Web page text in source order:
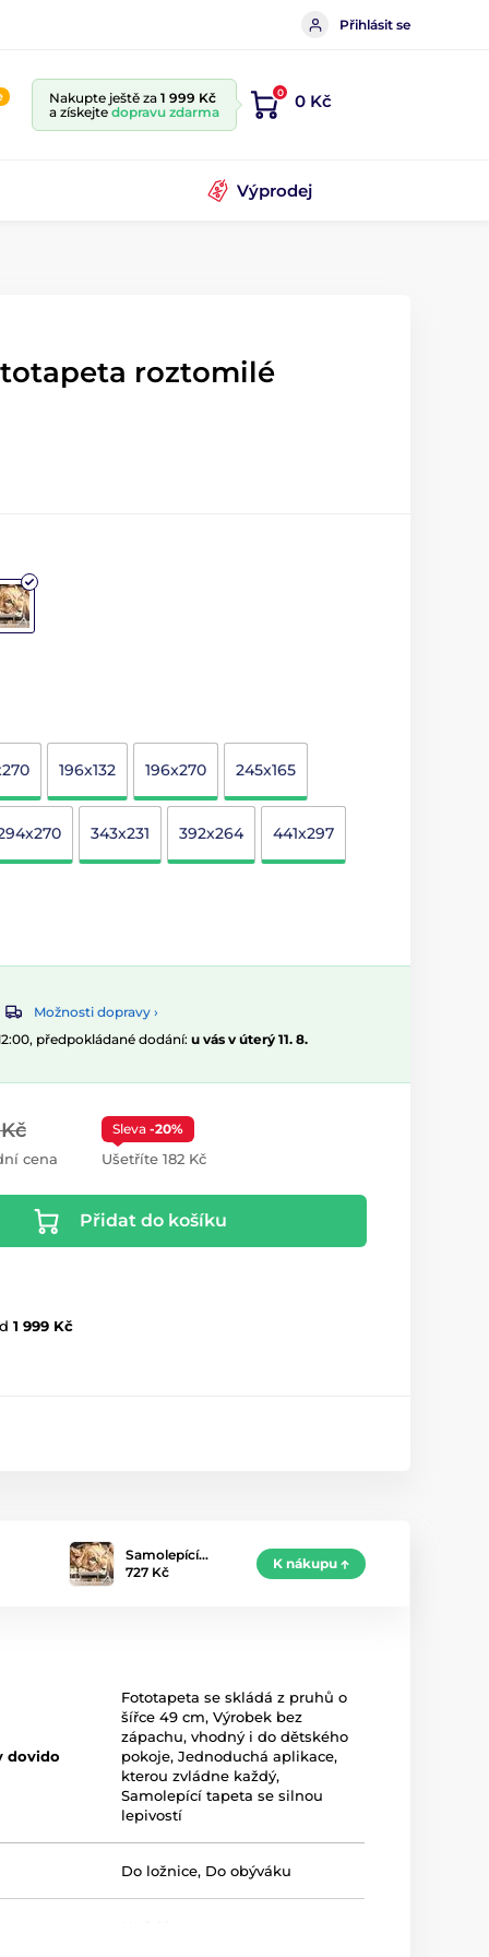
Přihlásit se
Nakupte ještě za 1 999 Kč
a získejte dopravu zdarma
0 0 Kč
Výprodej
roztomilé
196x132 196x270 245x165
343x231 392x264 441x297
Možnosti dopravy ›
předpokládané dodání: u vás v úterý 11. 8.
cena
Sleva -20%
Ušetříte 182 Kč
Přidat do košíku
1 999 Kč
Samolepící…
727 Kč
K nákupu
dovido
Fototapeta se skládá z pruhů o
šířce 49 cm,Výrobek bez
zápachu, vhodný i do dětského
pokoje,Jednoduchá aplikace,
kterou zvládne každý,
Samolepící tapeta se silnou
lepivostí
Do ložnice, Do obýváku